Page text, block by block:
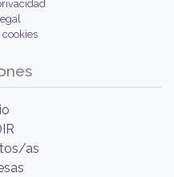
cookies
as